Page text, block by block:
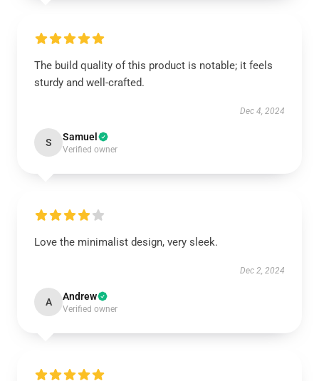
The build quality of this product is notable; it feels
sturdy and well-crafted.
Dec 4, 2024
S Samuel
Verified owner
Love the minimalist design, very sleek.
Dec 2, 2024
A Andrew
Verified owner